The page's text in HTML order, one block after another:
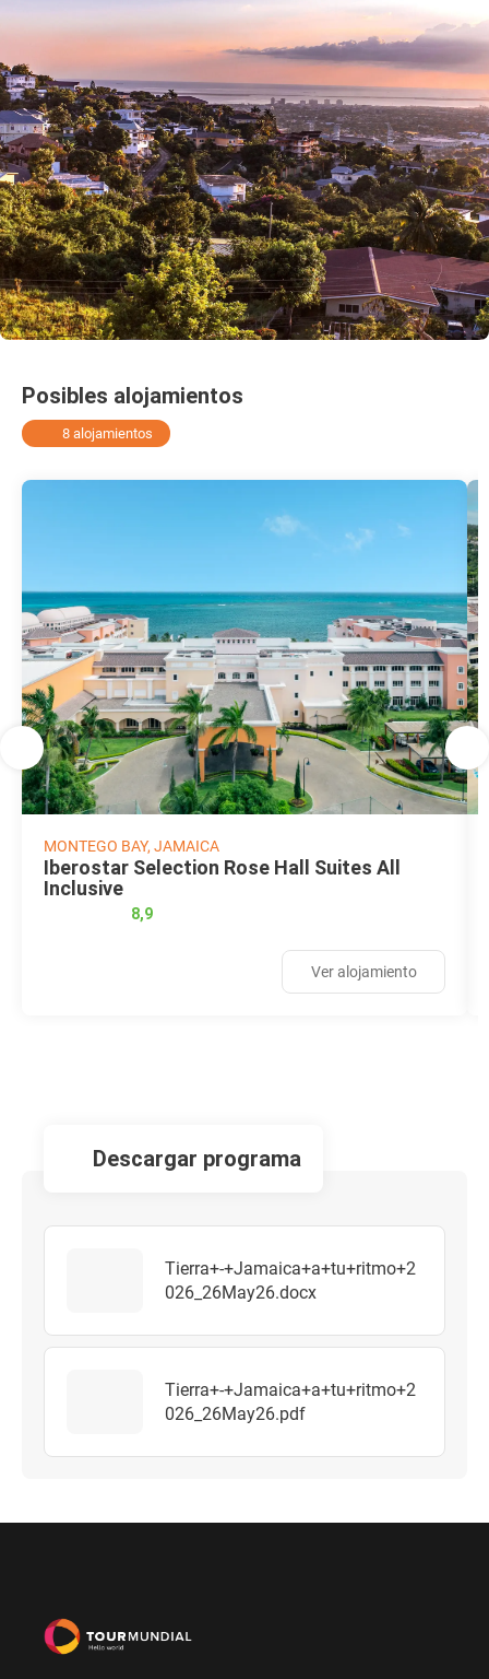
Posibles alojamientos
8 alojamientos
MONTEGO BAY, JAMAICA
Iberostar Selection Rose Hall Suites All
Inclusive
8,9
Ver alojamiento
descargar programa
Tierra+-+Jamaica+a+tu+ritmo+2
026_26May26.docx
Tierra+-+Jamaica+a+tu+ritmo+2
026_26May26.pdf